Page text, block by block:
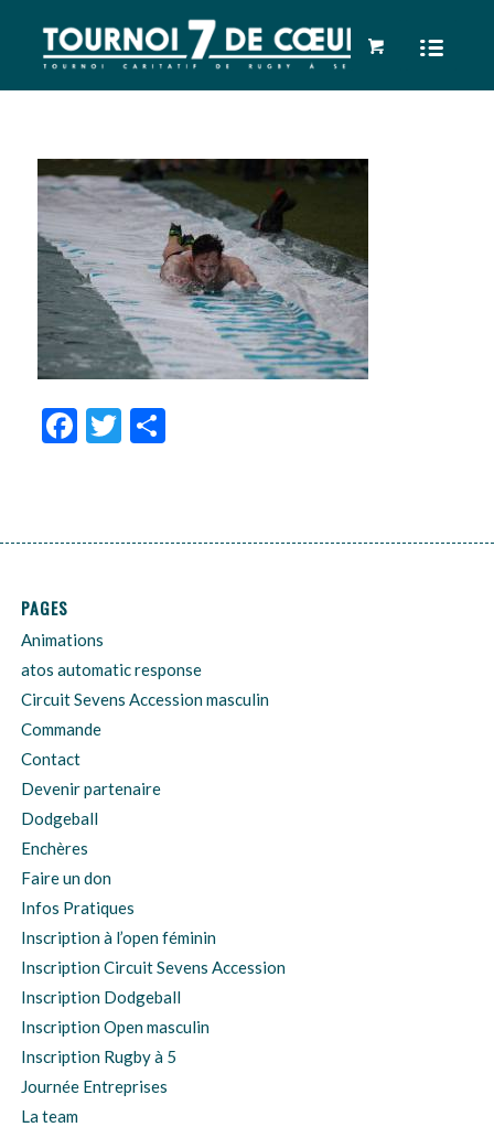
Facebook
Twitter
Partager
PAGES
Animations
atos automatic response
Circuit Sevens Accession masculin
Commande
Contact
Devenir partenaire
Dodgeball
Enchères
Faire un don
Infos Pratiques
Inscription à l’open féminin
Inscription Circuit Sevens Accession
Inscription Dodgeball
Inscription Open masculin
Inscription Rugby à 5
Journée Entreprises
La team